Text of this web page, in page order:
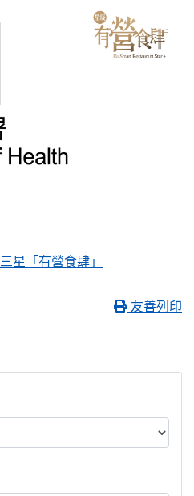
三星「有營食肆」
友善列印